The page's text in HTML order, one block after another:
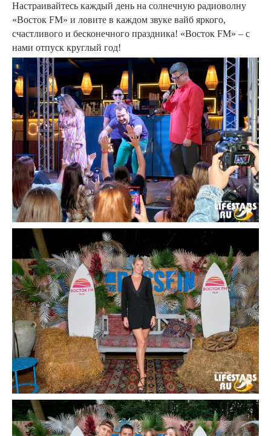
Настраивайтесь каждый день на солнечную радиоволну
«Восток FM» и ловите в каждом звуке вайб яркого,
счастливого и бесконечного праздника! «Восток FM» – с
нами отпуск круглый год!